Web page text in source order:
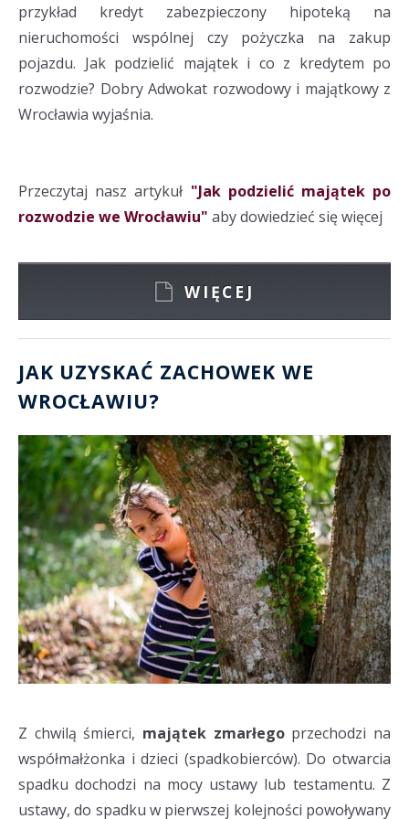
przykład kredyt zabezpieczony hipoteką na
nieruchomości wspólnej czy pożyczka na zakup
pojazdu. Jak podzielić majątek i co z kredytem po
rozwodzie? Dobry Adwokat rozwodowy i majątkowy z
Wrocławia wyjaśnia.
Przeczytaj nasz artykuł "Jak podzielić majątek po
rozwodzie we Wrocławiu" aby dowiedzieć się więcej
WIĘCEJ
JAK UZYSKAĆ ZACHOWEK WE
WROCŁAWIU?
Z chwilą śmierci, majątek zmarłegoprzechodzi na
współmałżonka i dzieci (spadkobierców). Do otwarcia
spadku dochodzi na mocy ustawy lub testamentu. Z
ustawy, do spadku w pierwszej kolejności powoływany